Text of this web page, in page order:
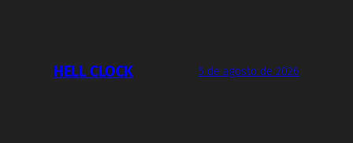
HELL CLOCK 5 de agosto de 2026